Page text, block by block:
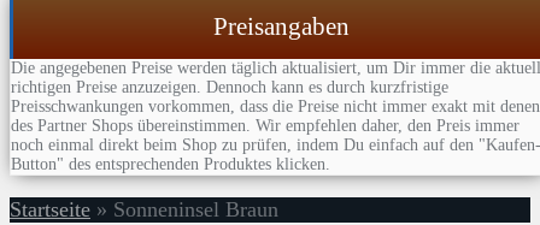
Preisangaben
Die angegebenen Preise werden täglich aktualisiert, um Dir immer die aktuell
richtigen Preise anzuzeigen. Dennoch kann es durch kurzfristige
Preisschwankungen vorkommen, dass die Preise nicht immer exakt mit denen
des Partner Shops übereinstimmen. Wir empfehlen daher, den Preis immer
noch einmal direkt beim Shop zu prüfen, indem Du einfach auf den "Kaufen-
Button" des entsprechenden Produktes klicken.
Startseite » Sonneninsel Braun